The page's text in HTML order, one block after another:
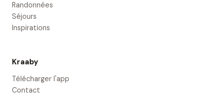
Randonnées
Séjours
Inspirations
Kraaby
Télécharger l'app
Contact